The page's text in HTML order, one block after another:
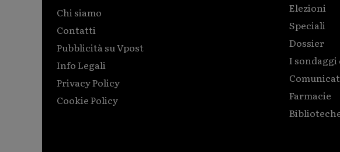
Chi siamo
Contatti
Pubblicità su Vpost
Info Legali
Privacy Policy
Cookie Policy
Elezioni
Speciali
Dossier
I sondaggi
Farmacie